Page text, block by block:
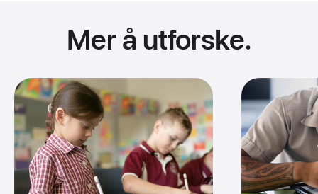
Mer å utforske.